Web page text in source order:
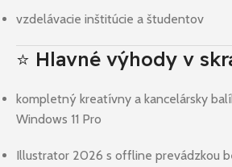
vzdelávacie inštitúcie a študentov
⭐ Hlavné výhody v
kompletný kreatívny a kancelársky
Windows 11 Pro
Illustrator 2026 s offline prevádzkou